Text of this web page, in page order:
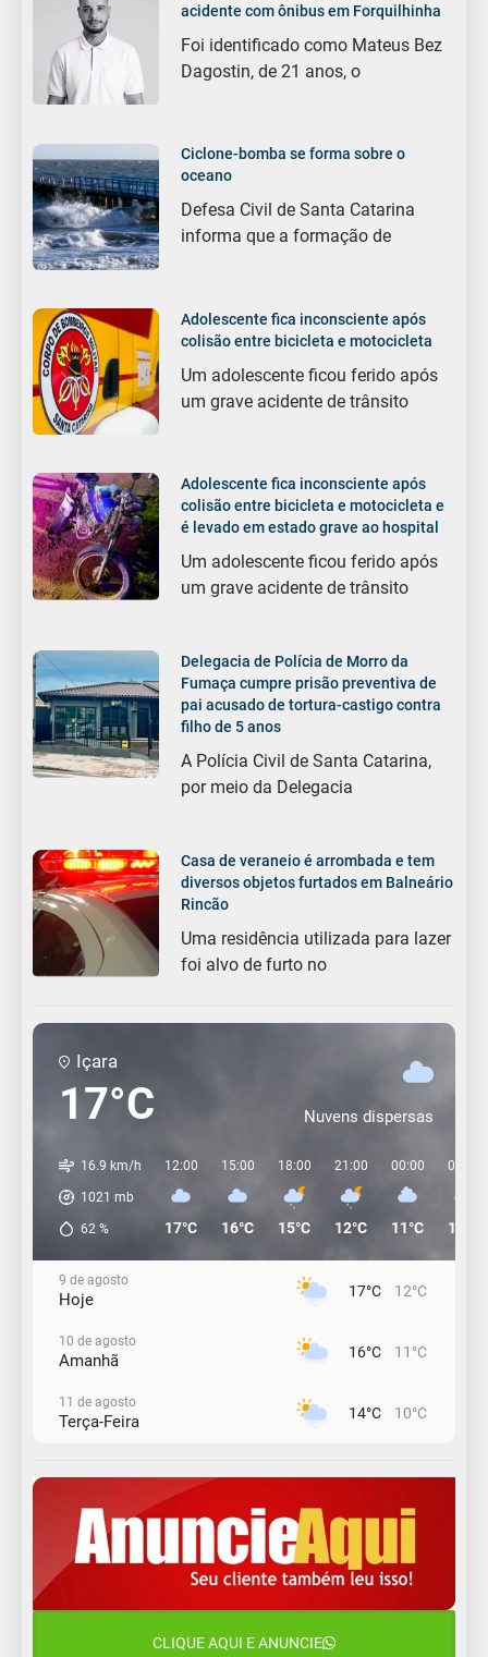
acidente com ônibus em Forquilhinha
Foi identificado como Mateus Bez
Dagostin, de 21 anos, o
Ciclone-bomba se forma sobre o
oceano
Defesa Civil de Santa Catarina
informa que a formação de
Adolescente fica inconsciente após
colisão entre bicicleta e motocicleta
Um adolescente ficou ferido após
um grave acidente de trânsito
Adolescente fica inconsciente após
colisão entre bicicleta e motocicleta e
é levado em estado grave ao hospital
Um adolescente ficou ferido após
um grave acidente de trânsito
Delegacia de Polícia de Morro da
Fumaça cumpre prisão preventiva de
pai acusado de tortura-castigo contra
filho de 5 anos
A Polícia Civil de Santa Catarina,
por meio da Delegacia
Casa de veraneio é arrombada e tem
diversos objetos furtados em Balneário
Rincão
Uma residência utilizada para lazer
foi alvo de furto no
Içara
17°C Nuvens dispersas
16.9 km/h
1021 mb
62 %
12:00
17°C
15:00
16°C
18:00
15°C
21:00
12°C
00:00
11°C
03:00
11°C
9 de agosto
Hoje 17°C 12°C
10 de agosto
Amanhã 16°C 11°C
11 de agosto
Terça-Feira 14°C 10°C
Quarta-Feira 15°C 11°C
13 de agosto
Quinta-Feira
CLIQUE AQUI E ANUNCIE